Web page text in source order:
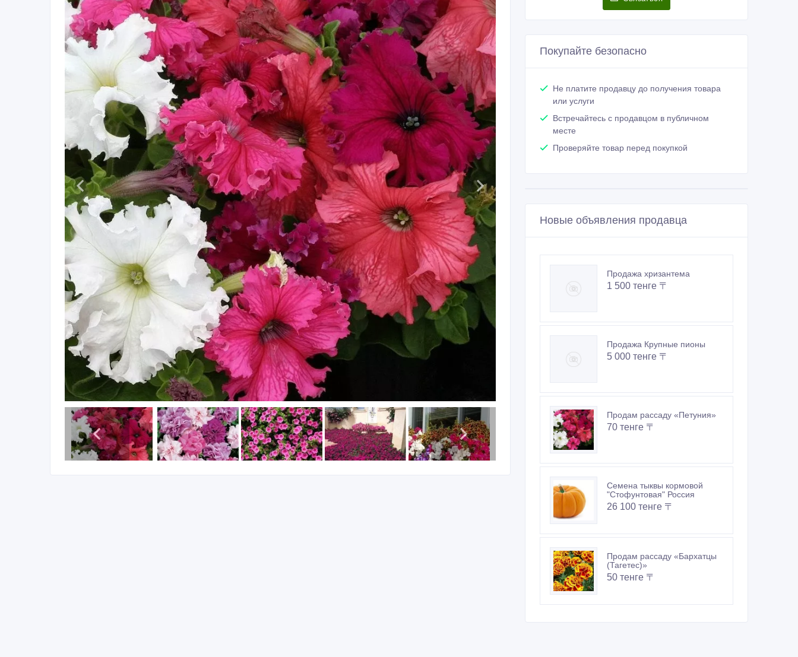
Покупайте безопасно
Не платите продавцу до получения товара
или услуги
Встречайтесь с продавцом в публичном
месте
Проверяйте товар перед покупкой
Новые объявления продавца
Продажа хризантема
1 500 тенге 〒
Продажа Крупные пионы
5 000 тенге 〒
Продам рассаду «Петуния»
70 тенге 〒
Семена тыквы кормовой
"Стофунтовая" Россия
26 100 тенге 〒
Продам рассаду «Бархатцы
(Тагетес)»
50 тенге 〒